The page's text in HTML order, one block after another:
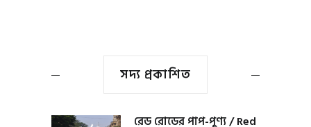
সদ্য প্রকাশিত
রেড রোডের পাপ-পুণ্য / Red